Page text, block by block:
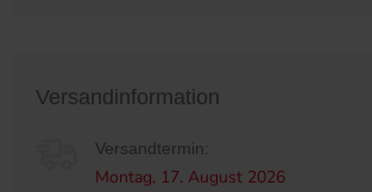
Versandinformation
Versandtermin:
Montag, 17. August 2026